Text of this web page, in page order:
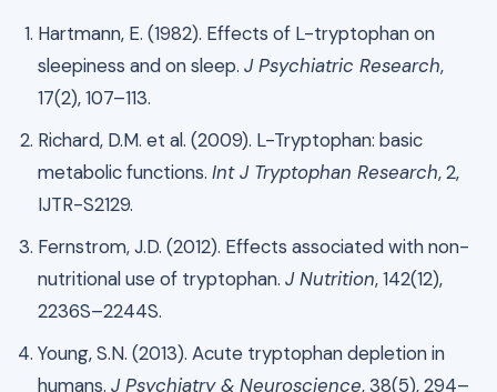
Hartmann, E. (1982). Effects of L-tryptophan on
sleepiness and on sleep. J Psychiatric Research,
17(2), 107–113.
Richard, D.M. et al. (2009). L-Tryptophan: basic
metabolic functions. Int J Tryptophan Research, 2,
IJTR-S2129.
Fernstrom, J.D. (2012). Effects associated with non-
nutritional use of tryptophan. J Nutrition, 142(12),
2236S–2244S.
Young, S.N. (2013). Acute tryptophan depletion in
humans. J Psychiatry & Neuroscience, 38(5), 294–